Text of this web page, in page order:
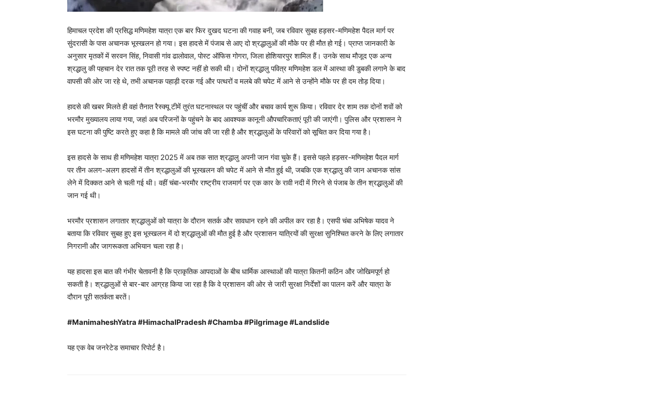
News Week
Magazine PRO
About
My account
हिमाचल प्रदेश की प्रसिद्ध मणिमहेश यात्रा एक बार फिर दुखद घटना की गवाह बनी, जब रविवार सुबह हड़सर-मणिमहेश पैदल मार्ग पर
सुंदरासी के पास अचानक भूस्खलन हो गया। इस हादसे में पंजाब से आए दो श्रद्धालुओं की मौके पर ही मौत हो गई। प्राप्त जानकारी के
अनुसार मृतकों में सरवन सिंह, निवासी गांव ढालोवाल, पोस्ट ऑफिस गोगरा, जिला होशियारपुर शामिल हैं। उनके साथ मौजूद एक अन्य
श्रद्धालु की पहचान देर रात तक पूरी तरह से स्पष्ट नहीं हो सकी थी। दोनों श्रद्धालु पवित्र मणिमहेश डल में आस्था की डुबकी लगाने के बाद
वापसी की ओर जा रहे थे, तभी अचानक पहाड़ी दरक गई और पत्थरों व मलबे की चपेट में आने से उन्होंने मौके पर ही दम तोड़ दिया।
हादसे की खबर मिलते ही वहां तैनात रैस्क्यू टीमें तुरंत घटनास्थल पर पहुंचीं और बचाव कार्य शुरू किया। रविवार देर शाम तक दोनों शवों को
भरमौर मुख्यालय लाया गया, जहां अब परिजनों के पहुंचने के बाद आवश्यक कानूनी औपचारिकताएं पूरी की जाएंगी। पुलिस और प्रशासन ने
इस घटना की पुष्टि करते हुए कहा है कि मामले की जांच की जा रही है और श्रद्धालुओं के परिवारों को सूचित कर दिया गया है।
इस हादसे के साथ ही मणिमहेश यात्रा 2025 में अब तक सात श्रद्धालु अपनी जान गंवा चुके हैं। इससे पहले हड़सर-मणिमहेश पैदल मार्ग
पर तीन अलग-अलग हादसों में तीन श्रद्धालुओं की भूस्खलन की चपेट में आने से मौत हुई थी, जबकि एक श्रद्धालु की जान अचानक सांस
लेने में दिक्कत आने से चली गई थी। वहीं चंबा-भरमौर राष्ट्रीय राजमार्ग पर एक कार के रावी नदी में गिरने से पंजाब के तीन श्रद्धालुओं की
जान गई थी।
भरमौर प्रशासन लगातार श्रद्धालुओं को यात्रा के दौरान सतर्क और सावधान रहने की अपील कर रहा है। एसपी चंबा अभिषेक यादव ने
बताया कि रविवार सुबह हुए इस भूस्खलन में दो श्रद्धालुओं की मौत हुई है और प्रशासन यात्रियों की सुरक्षा सुनिश्चित करने के लिए लगातार
निगरानी और जागरूकता अभियान चला रहा है।
यह हादसा इस बात की गंभीर चेतावनी है कि प्राकृतिक आपदाओं के बीच धार्मिक आस्थाओं की यात्रा कितनी कठिन और जोखिमपूर्ण हो
सकती है। श्रद्धालुओं से बार-बार आग्रह किया जा रहा है कि वे प्रशासन की ओर से जारी सुरक्षा निर्देशों का पालन करें और यात्रा के
दौरान पूरी सतर्कता बरतें।
#ManimaheshYatra #HimachalPradesh #Chamba #Pilgrimage #Landslide
यह एक वेब जनरेटेड समाचार रिपोर्ट है।